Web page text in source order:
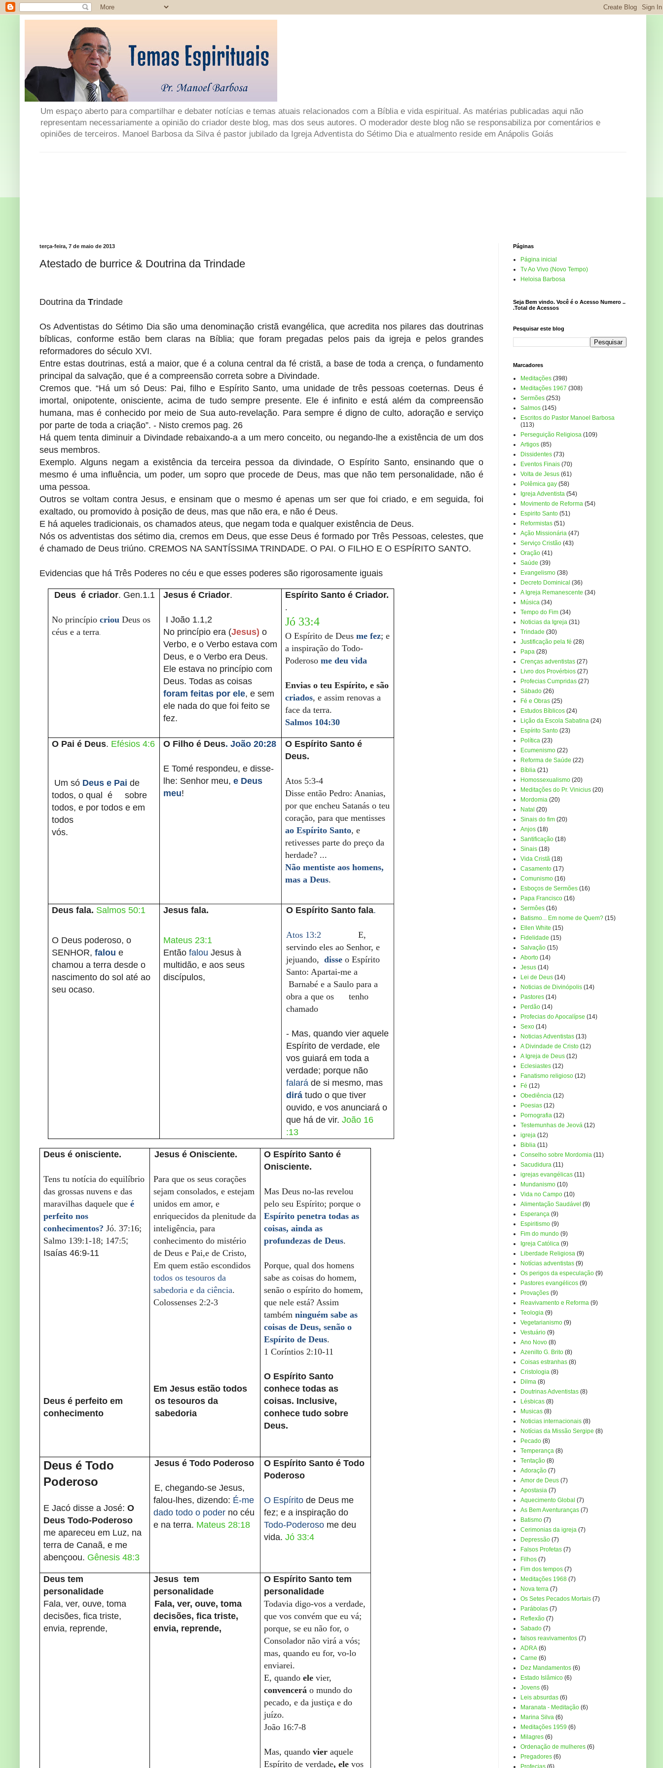
Um espaço aberto para compartilhar e debater notícias e temas atuais relacionados com a Bíblia e vida espiritual. As matérias publicadas aqui não
representam necessariamente a opinião do criador deste blog, mas dos seus autores. O moderador deste blog não se responsabiliza por comentários e
opiniões de terceiros. Manoel Barbosa da Silva é pastor jubilado da Igreja Adventista do Sétimo Dia e atualmento reside em Anápolis Goiás
terça-feira, 7 de maio de 2013
Atestado de burrice & Doutrina da Trindade
Doutrina da Trindade
Os Adventistas do Sétimo Dia são uma denominação cristã evangélica, que acredita nos pilares das doutrinas
bíblicas, conforme estão bem claras na Bíblia; que foram pregadas pelos pais da igreja e pelos grandes
reformadores do século XVI.
Entre estas doutrinas, está a maior, que é a coluna central da fé cristã, a base de toda a crença, o fundamento
principal da salvação, que é a compreensão correta sobre a Divindade.
Cremos que. “Há um só Deus: Pai, filho e Espírito Santo, uma unidade de três pessoas coeternas. Deus é
imortal, onipotente, onisciente, acima de tudo sempre presente. Ele é infinito e está além da compreensão
humana, mas é conhecido por meio de Sua auto-revelação. Para sempre é digno de culto, adoração e serviço
por parte de toda a criação”. - Nisto cremos pag. 26
Há quem tenta diminuir a Divindade rebaixando-a a um mero conceito, ou negando-lhe a existência de um dos
seus membros.
Exemplo. Alguns negam a existência da terceira pessoa da divindade, O Espírito Santo, ensinando que o
mesmo é uma influência, um poder, um sopro que procede de Deus, mas que não tem personalidade, não é
uma pessoa.
Outros se voltam contra Jesus, e ensinam que o mesmo é apenas um ser que foi criado, e em seguida, foi
exaltado, ou promovido à posição de deus, mas que não era, e não é Deus.
E há aqueles tradicionais, os chamados ateus, que negam toda e qualquer existência de Deus.
Nós os adventistas dos sétimo dia, cremos em Deus, que esse Deus é formado por Três Pessoas, celestes, que
é chamado de Deus triúno. CREMOS NA SANTÍSSIMA TRINDADE. O PAI. O FILHO E O ESPÍRITO SANTO.
Evidencias que há Três Poderes no céu e que esses poderes são rigorosamente iguais
Deus é criador. Gen.1.1
No princípio criouDeus os
céus e a terra.
Jesus é Criador.
I João 1.1,2
No princípio era (Jesus) o
Verbo, e o Verbo estava com
Deus, e o Verbo era Deus.
Ele estava no princípio com
Deus. Todas as coisas
foram feitas por ele, e sem
ele nada do que foi feito se
fez.
Espírito Santo é Criador.
.
Jó 33:4
O Espírito de Deus me fez; e
a inspiração do Todo-
Poderoso me deu vida
Envias o teu Espírito, e são
criados, e assim renovas a
face da terra.
Salmos 104:30
O Pai é Deus. Efésios 4:6
Um só Deus e Pai de
todos, o qual é sobre
todos, e por todos e em
todos
vós.
O Filho é Deus. João 20:28
E Tomé respondeu, e disse-
lhe: Senhor meu, e Deus
meu!
O Espírito Santo é
Deus.
Atos 5:3-4
Disse então Pedro: Ananias,
por que encheu Satanás o teu
coração, para que mentisses
ao Espírito Santo, e
retivesses parte do preço da
herdade? ...
Não mentiste aos homens,
mas a Deus.
Deus fala. Salmos 50:1
O Deus poderoso, o
SENHOR, falou e
chamou a terra desde o
nascimento do sol até ao
seu ocaso.
Jesus fala.
Mateus 23:1
Então falou Jesus à
multidão, e aos seus
discípulos,
O Espírito Santo fala.
Atos 13:2
E,
servindo eles ao Senhor, e
jejuando,disseo Espírito
Santo: Apartai-me a
Barnabé e a Saulo para a
obra a que os tenho
chamado
- Mas, quando vier aquele
Espírito de verdade, ele
vos guiará em toda a
verdade; porque não
falará de si mesmo, mas
dirátudo o que tiver
ouvido, e vos anunciará o
que há de vir.João 16
:13
Deus é onisciente.
Tens tu notícia do equilíbrio
das grossas nuvens e das
maravilhas daquele queé
perfeito nos
conhecimentos? Jó. 37:16;
Salmo 139:1-18; 147:5;
Isaías 46:9-11
Deus é perfeito em
conhecimento
Jesus é Onisciente.
Para que os seus corações
sejam consolados, e estejam
unidos em amor, e
enriquecidos da plenitude da
inteligência, para
conhecimento do mistério
de Deus e Pai,e de Cristo,
Em quem estão escondidos
todos os tesouros da
sabedoria e da ciência.
Colossenses 2:2-3
Em Jesus estão todos
os tesouros da
sabedoria
O Espírito Santo é
Onisciente.
Mas Deus no-las revelou
pelo seu Espírito; porque o
Espírito penetra todas as
coisas, ainda as
profundezas de Deus.
Porque, qual dos homens
sabe as coisas do homem,
senão o espírito do homem,
que nele está? Assim
tambémninguém sabe as
coisas de Deus, senão o
Espírito de Deus.
1 Coríntios 2:10-11
O Espírito Santo
conhece todas as
coisas. Inclusive,
conhece tudo sobre
Deus.
Deus é Todo
Poderoso
E Jacó disse a José:O
Deus Todo-Poderoso
me apareceu em Luz, na
terra de Canaã, e me
abençoou. Gênesis 48:3
Jesus é Todo Poderoso
E, chegando-se Jesus,
falou-lhes, dizendo: É-me
dado todo o poder no céu
e na terra. Mateus 28:18
O Espírito Santo é Todo
Poderoso
O Espírito de Deus me
fez; e a inspiração do
Todo-Poderoso me deu
vida.Jó 33:4
Deus tem
personalidade
Fala, ver, ouve, toma
decisões, fica triste,
envia, reprende,
Jesus tem
personalidade
Fala, ver, ouve, toma
decisões, fica triste,
envia, reprende,
O Espírito Santo tem
personalidade
Todavia digo-vos a verdade,
que vos convém que eu vá;
porque, se eu não for, o
Consolador não virá a vós;
mas, quando eu for, vo-lo
enviarei.
E, quandoele vier,
convencerá o mundo do
pecado, e da justiça e do
juízo.
João 16:7-8
Mas, quandovieraquele
Espírito de verdade, ele vos
Páginas
Página inicial
Tv Ao Vivo (Novo Tempo)
Heloisa Barbosa
Seja Bem vindo. Você é o Acesso Numero ..
.Total de Acessos
Pesquisar este blog
Marcadores
Meditações (398)
Meditações 1967 (308)
Sermões (253)
Salmos (145)
Escritos do Pastor Manoel Barbosa
(113)
Perseguição Religiosa (109)
Artigos (85)
Dissidentes (73)
Eventos Finais (70)
Volta de Jesus (61)
Polêmica gay (58)
Igreja Adventista (54)
Movimento de Reforma (54)
Espirito Santo (51)
Reformistas (51)
Ação Missionária (47)
Serviço Cristão (43)
Oração (41)
Saúde (39)
Evangelismo (38)
Decreto Dominical (36)
A Igreja Remanescente (34)
Música (34)
Tempo do Fim (34)
Noticias da Igreja (31)
Trindade (30)
Justificação pela fé (28)
Papa (28)
Crenças adventistas (27)
Livro dos Provérbios (27)
Profecias Cumpridas (27)
Sábado (26)
Fé e Obras (25)
Estudos Bíblicos (24)
Lição da Escola Sabatina (24)
Espírito Santo (23)
Política (23)
Ecumenismo (22)
Reforma de Saúde (22)
Bíblia (21)
Homossexualismo (20)
Meditações do Pr. Vinicius (20)
Mordomia (20)
Natal (20)
Sinais do fim (20)
Anjos (18)
Santificação (18)
Sinais (18)
Vida Cristã (18)
Casamento (17)
Comunismo (16)
Esboços de Sermões (16)
Papa Francisco (16)
Sermôes (16)
Batismo... Em nome de Quem? (15)
Ellen White (15)
Fidelidade (15)
Salvação (15)
Aborto (14)
Jesus (14)
Lei de Deus (14)
Noticias de Divinópolis (14)
Pastores (14)
Perdão (14)
Profecias do Apocalípse (14)
Sexo (14)
Noticias Adventistas (13)
A Divindade de Cristo (12)
A Igreja de Deus (12)
Eclesiastes (12)
Fanatismo religioso (12)
Fé (12)
Obediência (12)
Poesias (12)
Pornografia (12)
Testemunhas de Jeová (12)
igreja (12)
Biblia (11)
Conselho sobre Mordomia (11)
Sacudidura (11)
igrejas evangélicas (11)
Mundanismo (10)
Vida no Campo (10)
Alimentação Saudável (9)
Esperança (9)
Espiritismo (9)
Fim do mundo (9)
Igreja Católica (9)
Liberdade Religiosa (9)
Notícias adventistas (9)
Os perigos da especulação (9)
Pastores evangélicos (9)
Provações (9)
Reavivamento e Reforma (9)
Teologia (9)
Vegetarianismo (9)
Vestuário (9)
Ano Novo (8)
Azenilto G. Brito (8)
Coisas estranhas (8)
Cristologia (8)
Dilma (8)
Doutrinas Adventistas (8)
Lésbicas (8)
Musicas (8)
Noticias internacionais (8)
Notícias da Missão Sergipe (8)
Pecado (8)
Temperança (8)
Tentação (8)
Adoração (7)
Amor de Deus (7)
Apostasia (7)
Aquecimento Global (7)
As Bem Aventuranças (7)
Batismo (7)
Cerimonias da igreja (7)
Depressão (7)
Falsos Profetas (7)
Filhos (7)
Fim dos tempos (7)
Meditações 1968 (7)
Nova terra (7)
Os Setes Pecados Mortais (7)
Parábolas (7)
Reflexão (7)
Sabado (7)
falsos reavivamentos (7)
ADRA (6)
Carne (6)
Dez Mandamentos (6)
Estado Islâmico (6)
Jovens (6)
Leis absurdas (6)
Maranata - Meditação (6)
Marina Silva (6)
Meditações 1959 (6)
Milagres (6)
Ordenação de mulheres (6)
Pregadores (6)